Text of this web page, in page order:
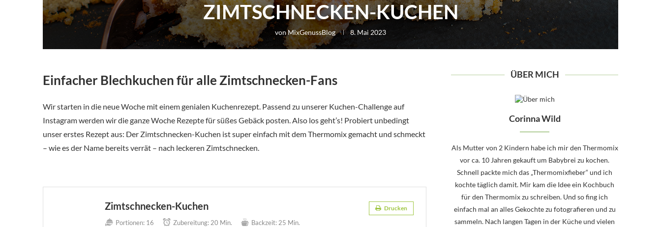
ZIMTSCHNECKEN-KUCHEN
vonMixGenussBlog 8. Mai 2023
Einfacher Blechkuchen für alle Zimtschnecken-Fans
Wir starten in die neue Woche mit einem genialen Kuchenrezept. Passend zu unserer Kuchen-Challenge auf
Instagram werden wir die ganze Woche Rezepte für süßes Gebäck posten. Also los geht’s! Probiert unbedingt
unser erstes Rezept aus: Der Zimtschnecken-Kuchen ist super einfach mit dem Thermomix gemacht und schmeckt
– wie es der Name bereits verrät – nach leckeren Zimtschnecken.
Zimtschnecken-Kuchen Drucken
Portionen: 16 Zubereitung: 20 Min. Backzeit: 25 Min.
ÜBER MICH
Corinna Wild
Als Mutter von 2 Kindern habe ich mir den Thermomix
vor ca. 10 Jahren gekauft um Babybrei zu kochen.
Schnell packte mich das „Thermomixfieber“ und ich
kochte täglich damit. Mir kam die Idee ein Kochbuch
für den Thermomix zu schreiben. Und so fing ich
einfach mal an alles Gekochte zu fotografieren und zu
sammeln. Nach langen Tagen in der Küche und vielen